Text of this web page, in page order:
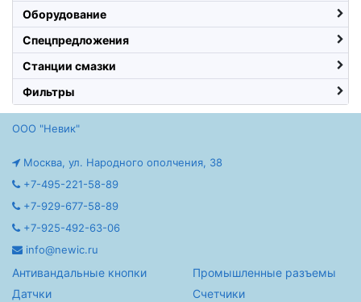
Оборудование
Спецпредложения
Станции смазки
Фильтры
ООО "Невик"
Москва, ул. Народного ополчения, 38
+7-495-221-58-89
+7-929-677-58-89
+7-925-492-63-06
info@newic.ru
Антивандальные кнопки
Датчки
Промышленные разъемы
Счетчики